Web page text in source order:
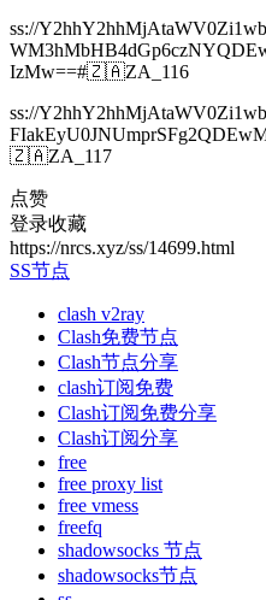
ss://
IzMw==#🇿🇦ZA_116
ss://
🇿🇦ZA_117
点赞
登录收藏
https://nrcs.xyz/ss/14699.html
SS节点
clash v2ray
Clash免费节点
Clash节点分享
clash订阅免费
Clash订阅免费分享
Clash订阅分享
free
free proxy list
free vmess
freefq
shadowsocks 节点
shadowsocks节点